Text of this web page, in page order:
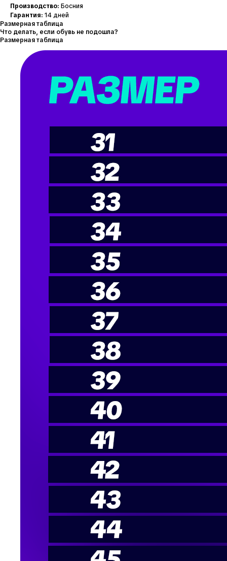
Производство: Босния
Гарантия: 14 дней
Размерная таблица
Что делать, если обувь не подошла?
Размерная таблица